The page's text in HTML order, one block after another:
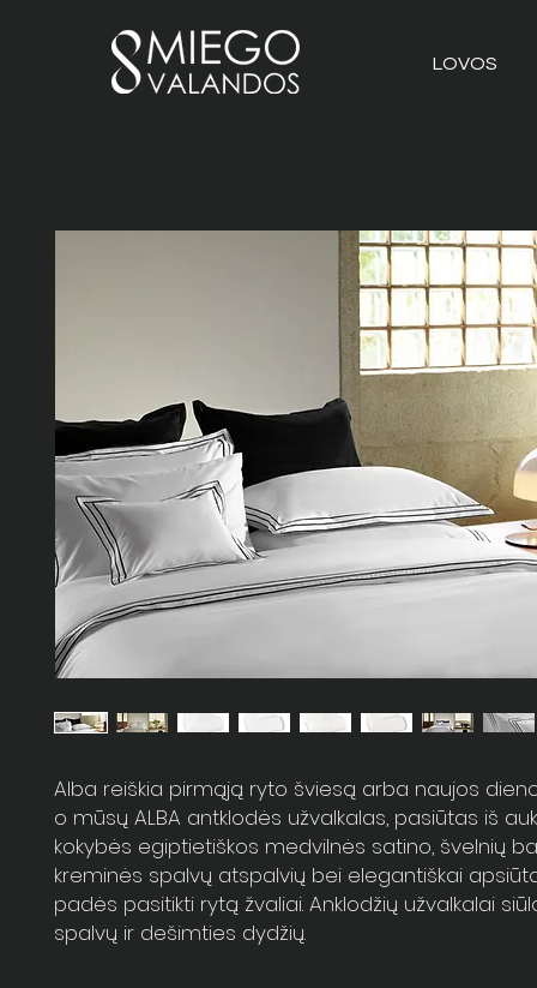
LOVOS
Alba reiškia pirmąją ryto šviesą arba naujos
o mūsų ALBA antklodės užvalkalas, pasiūtas iš
kokybės egiptietiškos medvilnės satino, švelnių
kreminės spalvų atspalvių bei elegantiškai
padės pasitikti rytą žvaliai. Anklodžių užvalkalai
spalvų ir dešimties dydžių.